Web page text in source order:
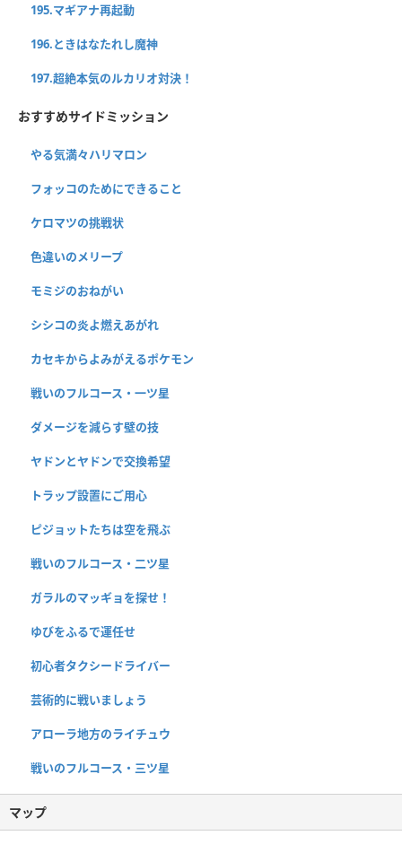
195.マギアナ再起動
196.ときはなたれし魔神
197.超絶本気のルカリオ対決！
おすすめサイドミッション
やる気満々ハリマロン
フォッコのためにできること
ケロマツの挑戦状
色違いのメリープ
モミジのおねがい
シシコの炎よ燃えあがれ
カセキからよみがえるポケモン
戦いのフルコース・一ツ星
ダメージを減らす壁の技
ヤドンとヤドンで交換希望
トラップ設置にご用心
ピジョットたちは空を飛ぶ
戦いのフルコース・二ツ星
ガラルのマッギョを探せ！
ゆびをふるで運任せ
初心者タクシードライバー
芸術的に戦いましょう
アローラ地方のライチュウ
戦いのフルコース・三ツ星
マップ